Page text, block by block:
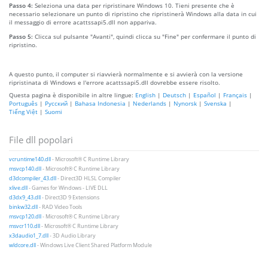
Passo 4: Seleziona una data per ripristinare Windows 10. Tieni presente che è
necessario selezionare un punto di ripristino che ripristinerà Windows alla data in cui
il messaggio di errore acattssapi5.dll non appariva.
Passo 5: Clicca sul pulsante "Avanti", quindi clicca su "Fine" per confermare il punto di
ripristino.
A questo punto, il computer si riavvierà normalmente e si avvierà con la versione
ripristinata di Windows e l'errore acattssapi5.dll dovrebbe essere risolto.
Questa pagina è disponibile in altre lingue: English | Deutsch | Español | Français |
Português | Русский | Bahasa Indonesia | Nederlands | Nynorsk | Svenska |
Tiếng Việt | Suomi
File dll popolari
vcruntime140.dll- Microsoft® C Runtime Library
msvcp140.dll- Microsoft® C Runtime Library
d3dcompiler_43.dll- Direct3D HLSL Compiler
xlive.dll- Games for Windows - LIVE DLL
d3dx9_43.dll- Direct3D 9 Extensions
binkw32.dll- RAD Video Tools
msvcp120.dll- Microsoft® C Runtime Library
msvcr110.dll- Microsoft® C Runtime Library
x3daudio1_7.dll- 3D Audio Library
wldcore.dll- Windows Live Client Shared Platform Module